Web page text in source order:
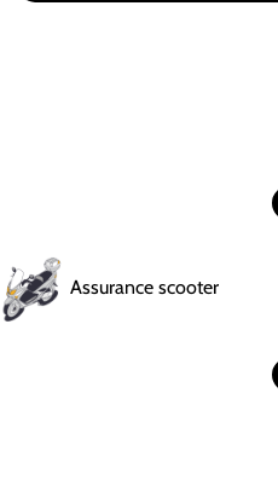
Assurance scooter